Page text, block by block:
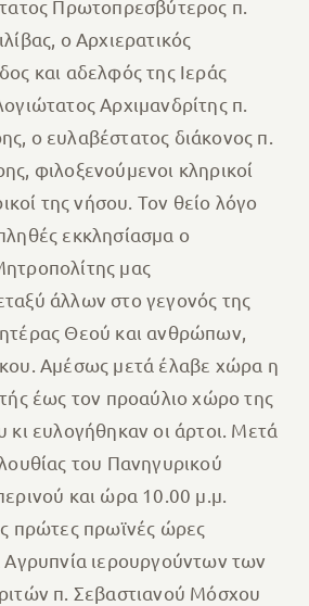
Πρωτοπρεσβύτερος π.
ο Αρχιερατικός
και αδελφός της Ιεράς
Αρχιμανδρίτης π.
ο ευλαβέστατος διάκονος π.
φιλοξενούμενοι κληρικοί
της νήσου. Τον θείο λόγο
εκκλησίασμα ο
μας
άλλων στο γεγονός της
Θεού και ανθρώπων,
Αμέσως μετά έλαβε χώρα η
έως τον προαύλιο χώρο της
κι ευλογήθηκαν οι άρτοι. Μετά
του Πανηγυρικού
και ώρα 10.00 μ.μ.
πρώτες πρωϊνές ώρες
Αγρυπνία ιερουργούντων των
π. Σεβαστιανού Μόσχου